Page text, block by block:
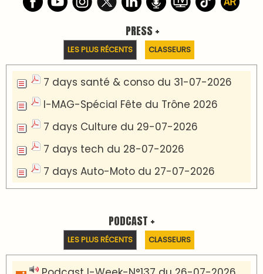
PRESS +
LES PLUS RÉCENTS CLASSEURS
7 days santé & conso du 31-07-2026
I-MAG-Spécial Fête du Trône 2026
7 days Culture du 29-07-2026
7 days tech du 28-07-2026
7 days Auto-Moto du 27-07-2026
PODCAST +
LES PLUS RÉCENTS CLASSEURS